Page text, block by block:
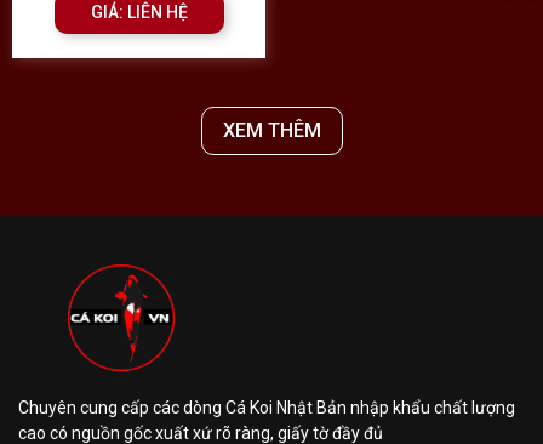
GIÁ: LIÊN HỆ
XEM THÊM
Chuyên cung cấp các dòng Cá Koi Nhật Bản nhập khẩu chất lượng
cao có nguồn gốc xuất xứ rõ ràng, giấy tờ đầy đủ